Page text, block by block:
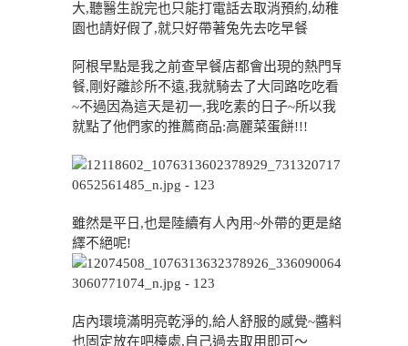
大,聽醫生說完也只能打電話去取消預約,幼稚
園也請好假了,就只好帶著兔先去吃早餐
阿根早點是我之前查早餐店都會出現的熱門早
餐,剛好離診所不遠,我就騎去了大同路吃吃看
~不過因為這天是初一,我吃素的日子~所以我
就點了他們家的推薦商品:高麗菜蛋餅!!!
雖然是平日,也是陸續有人內用~外帶的更是絡
繹不絕呢!
店內環境滿明亮乾淨的,給人舒服的感覺~醬料
也固定放在吧檯處,自己過去取用即可～